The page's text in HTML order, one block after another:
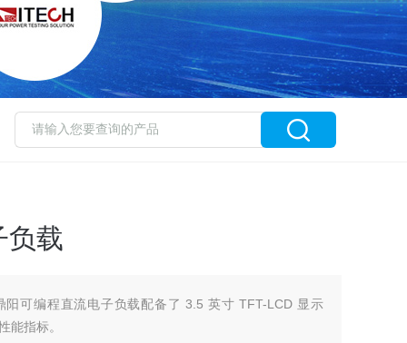
负载
阳可编程直流电子负载配备了 3.5 英寸 TFT-LCD 显示
能指标。